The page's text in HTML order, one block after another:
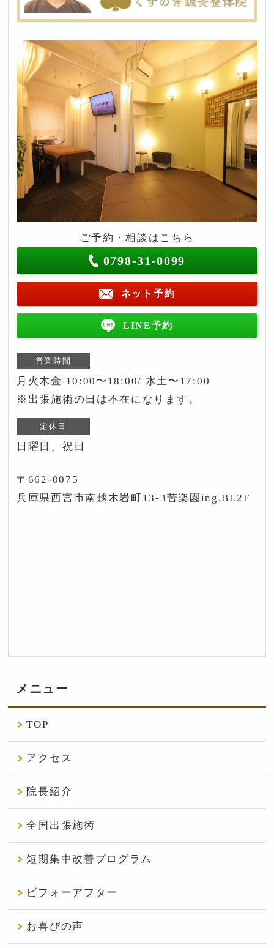
ご予約・相談はこちら
0798-31-0099
ネット予約
LINE予約
営業時間
月火木金 10:00〜18:00/ 水土〜17:00
※出張施術の日は不在になります。
定休日
日曜日、祝日
〒662-0075
兵庫県西宮市南越木岩町13-3苦楽園ing.BL2F
メニュー
TOP
アクセス
院長紹介
全国出張施術
短期集中改善プログラム
ビフォーアフター
お喜びの声